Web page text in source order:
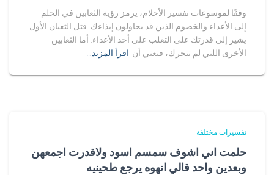
وفقًا لموسوعات تفسير الأحلام، يرمز رؤية الثعابين في الحلم
إلى الأعداء والخصوم الذين قد يحاولون إيذاءك. قتل الثعبان الأول
يشير إلى قدرتك على التغلب على أحد الأعداء. أما الثعابين
الأخرى اللتي لم تتحرك، فتعني أن اقرأ المزيد…
تفسيرات مختلفة
حلمت اني اشوف سمسم اسود ولاقدرت اجمعهن
وبعدين واحد قالي انهوه يرجع طحينيه